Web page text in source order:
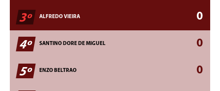
3º ALFREDO VIEIRA 0
4º SANTINO DORE DE MIGUEL 0
5º ENZO BELTRAO 0